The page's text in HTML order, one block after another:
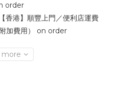
order
港】順豐上門／便利店運費
附加費用） on order
more